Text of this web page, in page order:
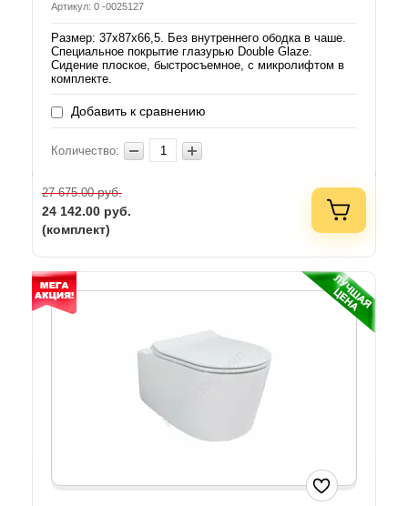
Артикул: 0 -0025127
Размер: 37х87х66,5. Без внутреннего ободка в чаше.
Специальное покрытие глазурью Double Glaze.
Сидение плоское, быстросъемное, с микролифтом в
комплекте.
Добавить к сравнению
Количество:
27 675.00руб.
24 142.00 руб.
(комплект)